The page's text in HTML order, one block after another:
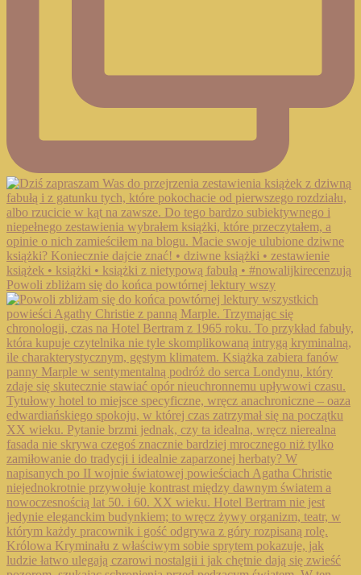
Powoli zbliżam się do końca powtórnej lektury wszy